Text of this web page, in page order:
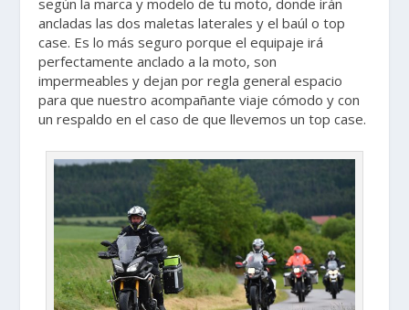
según la marca y modelo de tu moto, donde irán
ancladas las dos maletas laterales y el baúl o top
case. Es lo más seguro porque el equipaje irá
perfectamente anclado a la moto, son
impermeables y dejan por regla general espacio
para que nuestro acompañante viaje cómodo y con
un respaldo en el caso de que llevemos un top case.